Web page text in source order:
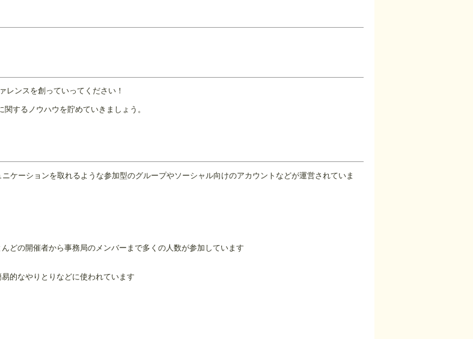
レンスを創っていってください！
するノウハウを貯めていきましょう。
ーションを取れるような参加型のグループやソーシャル向けのアカウントなどが運営されていま
どの開催者から事務局のメンバーまで多くの人数が参加しています
的なやりとりなどに使われています